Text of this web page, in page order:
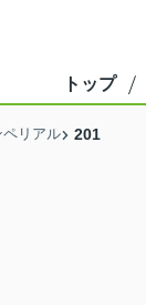
トップ
ペリアル 201